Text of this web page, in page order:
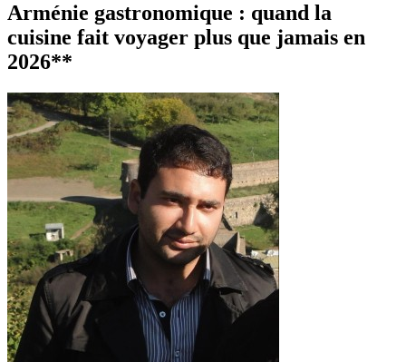
Arménie gastronomique : quand la
cuisine fait voyager plus que jamais en
2026**